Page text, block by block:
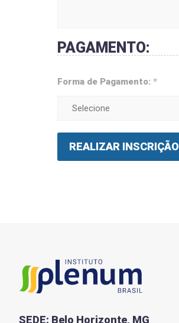
PAGAMENTO:
Forma de Pagamento: *
REALIZAR INSCRIÇÃO
SEDE: Belo Horizonte, MG